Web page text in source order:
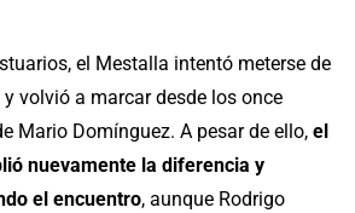
el Mestalla intentó meterse de
volvió a marcar desde los once
Mario Domínguez. A pesar de ello, el
nuevamente la diferencia y
el encuentro, aunque Rodrigo